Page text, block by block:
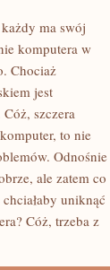
ma swój
komputera w
Chociaż
jest
szczera
to nie
Odnośnie
ale zatem co
uniknąć
Cóż, trzeba z